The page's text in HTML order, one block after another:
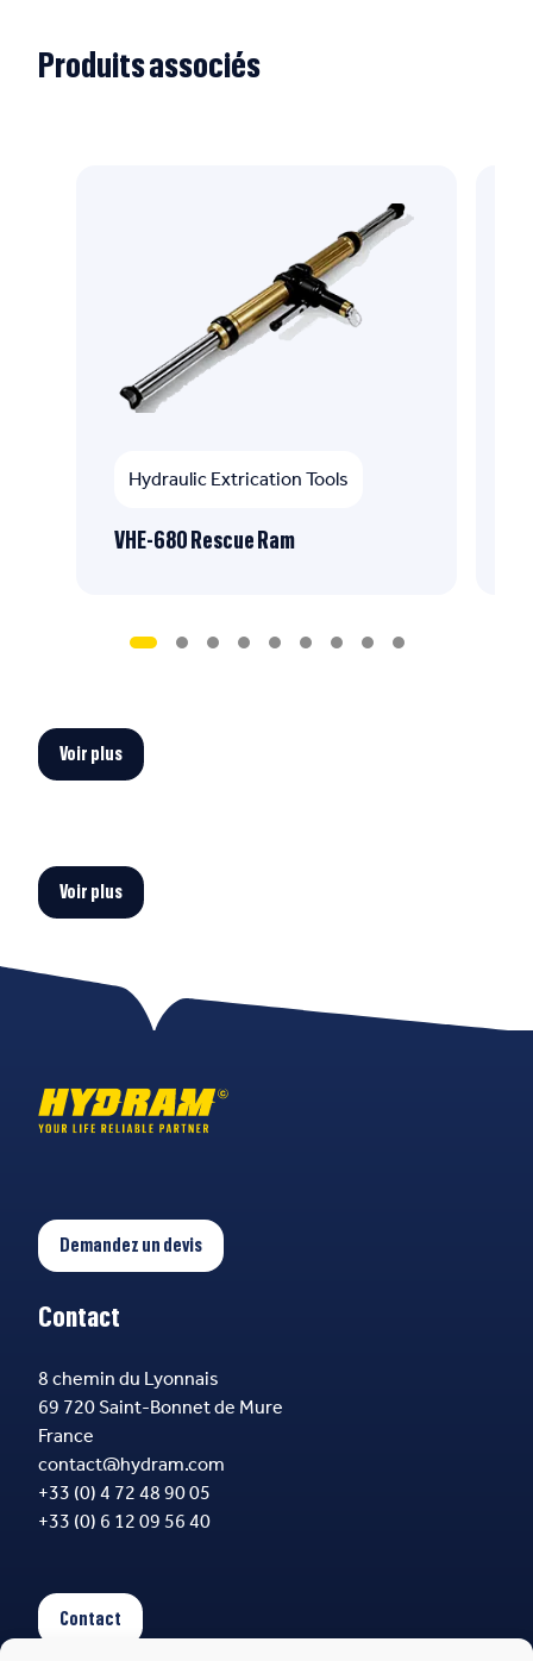
Produits associés
Hydraulic Extrication Tools
VHE-680 Rescue Ram
Voir plus
Voir plus
Demandez un devis
Contact
8 chemin du Lyonnais
69 720 Saint-Bonnet de Mure
France
contact@hydram.com
+33 (0) 4 72 48 90 05
+33 (0) 6 12 09 56 40
Contact